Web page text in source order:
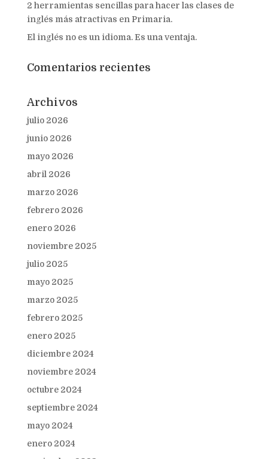
2 herramientas sencillas para hacer las clases de
inglés más atractivas en Primaria.
El inglés no es un idioma. Es una ventaja.
Comentarios recientes
Archivos
julio 2026
junio 2026
mayo 2026
abril 2026
marzo 2026
febrero 2026
enero 2026
noviembre 2025
julio 2025
mayo 2025
marzo 2025
febrero 2025
enero 2025
diciembre 2024
noviembre 2024
octubre 2024
septiembre 2024
mayo 2024
enero 2024